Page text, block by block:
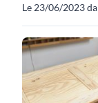
Le 23/06/2023